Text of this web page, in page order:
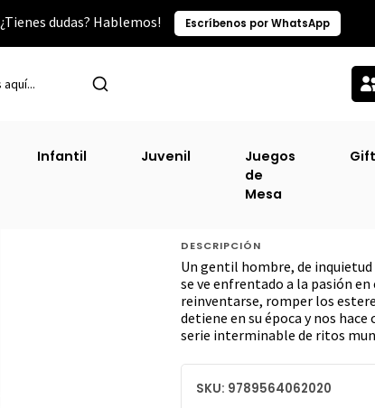
¿Tienes dudas? Hablemos! Escríbenos por WhatsApp
Infantil Juvenil
Juegos
de
Mesa
Amor Y Pasion
DESCRIPCIÓN
Un gentil hombre, de
se ve enfrentado a la pasión en
reinventarse, romper los
detiene en su época y nos
serie interminable de ritos
SKU: 9789564062020